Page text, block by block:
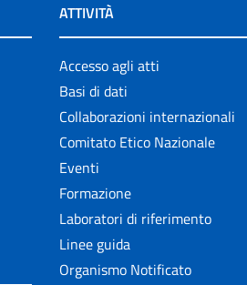
ATTIVITÀ
Accesso agli atti
Basi di dati
Collaborazioni internazionali
Comitato Etico Nazionale
Eventi
Formazione
Laboratori di riferimento
Linee guida
Organismo Notificato